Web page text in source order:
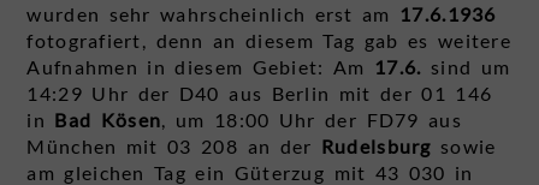
wurden sehr wahrscheinlich erst am 17.6.1936
fotografiert, denn an diesem Tag gab es weitere
Aufnahmen in diesem Gebiet: Am 17.6. sind um
14:29 Uhr der D40 aus Berlin mit der 01 146
in Bad Kösen, um 18:00 Uhr der FD79 aus
München mit 03 208 an der Rudelsburg sowie
am gleichen Tag ein Güterzug mit 43 030 in